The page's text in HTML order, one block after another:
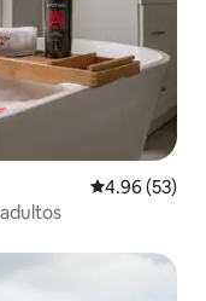
Calificación
4.96 (53)